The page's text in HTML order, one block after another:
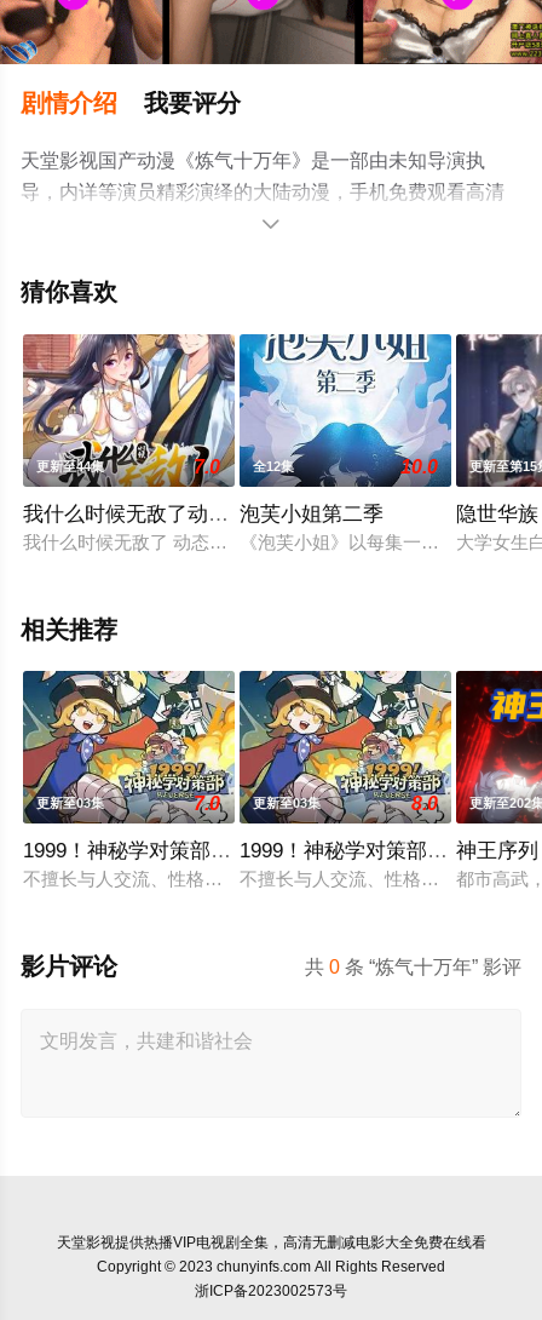
剧情介绍 我要评分
天堂影视国产动漫《炼气十万年》是一部由未知导演执
导，内详等演员精彩演绎的大陆动漫，手机免费观看高清
未删减完整版动漫全集就上天堂电影网，更多相关信息可

猜你喜欢
更新至44集 7.0
我什么时候无敌了动态漫画
我什么时候无敌了 动态漫画
全12集 10.0
泡芙小姐第二季
《泡芙小姐》以每集一个独立小故
更新至第15
隐世华族
大学女生
相关推荐
更新至03集 7.0
1999！神秘学对策部英语
不擅长与人交流、性格腼腆的马库斯在一场乌龙中意外成为了“
更新至03集 8.0
1999！神秘学对策部国语
不擅长与人交流、性格腼腆的马库斯
更新至202
神王序列
都市高武
共0 条 “炼气十万年” 影评
影片评论
天堂影视提供热播VIP电视剧全集，高清无删减电影大全免费在线看
Copyright © 2023 chunyinfs.com All Rights Reserved
浙ICP备2023002573号